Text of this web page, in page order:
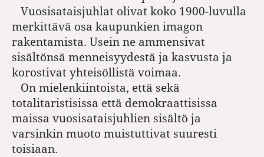
Vuosisataisjuhlat olivat koko 1900-luvulla
merkittävä osa kaupunkien imagon
rakentamista. Usein ne ammensivat
sisältönsä menneisyydestä ja kasvusta ja
korostivat yhteisöllistä voimaa.
On mielenkiintoista, että sekä
totalitaristisissa että demokraattisissa
maissa vuosisataisjuhlien sisältö ja
varsinkin muoto muistuttivat suuresti
toisiaan.